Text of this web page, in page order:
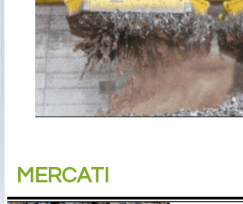
MERCATI